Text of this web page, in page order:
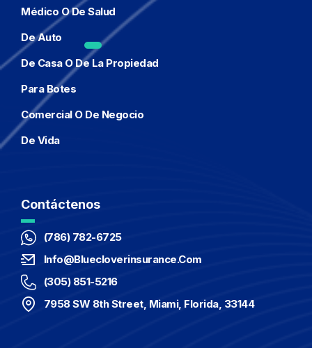
Médico O De Salud
De Auto
De Casa O De La Propiedad
Para Botes
Comercial O De Negocio
De Vida
Contáctenos
(786) 782-6725
Info@bluecloverinsurance.com
(305) 851-5216
7958 SW 8th Street, Miami, Florida, 33144